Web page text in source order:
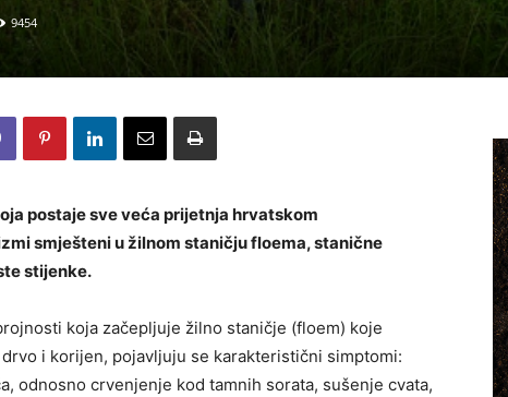
9454
postaje sve veća prijetnja hrvatskom
smješteni u žilnom staničju floema, stanične
stijenke.
koja začepljuje žilno staničje (floem) koje
i korijen, pojavljuju se karakteristični simptomi:
odnosno crvenjenje kod tamnih sorata, sušenje cvata,